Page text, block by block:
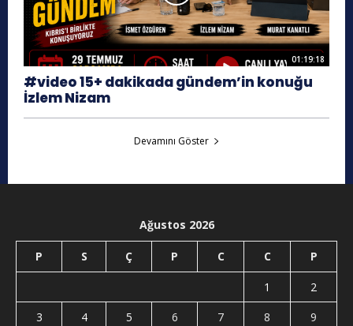
01:19:18
#video 15+ dakikada gündem’in konuğu
İzlem Nizam
Devamını Göster
Ağustos 2026
P S Ç P C C P
1
2
3
4 5 6 7 8
9